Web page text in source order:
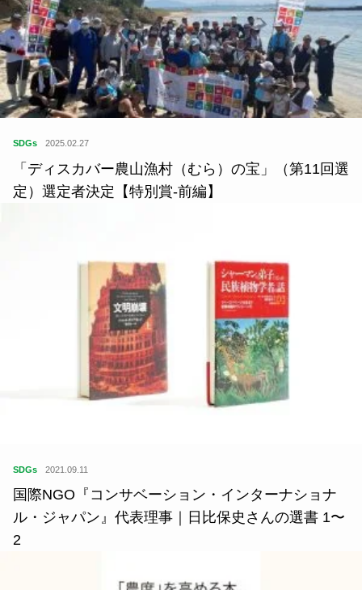
SDGs 2025.02.27
「ディスカバー農山漁村（むら）の宝」（第11回選
定）選定者決定【特別賞‐前編】
SDGs 2021.09.11
国際NGO『コンサベーション・インターナショナ
ル・ジャパン』代表理事｜日比保史さんの選書 1〜
2